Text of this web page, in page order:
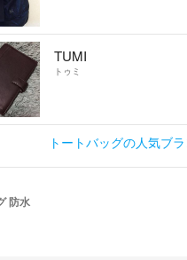
TUMI
トゥミ
トートバッグの人気ブ
防水